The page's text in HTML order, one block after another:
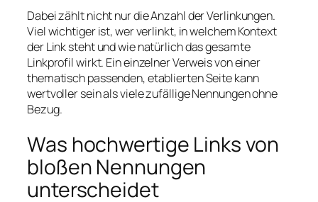
Dabei zählt nicht nur die Anzahl der Verlinkungen.
Viel wichtiger ist, wer verlinkt, in welchem Kontext
der Link steht und wie natürlich das gesamte
Linkprofil wirkt. Ein einzelner Verweis von einer
thematisch passenden, etablierten Seite kann
wertvoller sein als viele zufällige Nennungen ohne
Bezug.
Was hochwertige Links von
bloßen Nennungen
unterscheidet